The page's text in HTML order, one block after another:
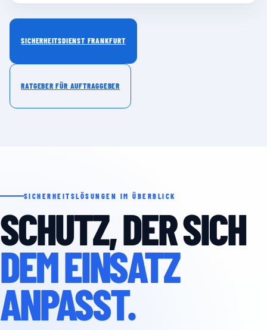
SICHERHEITSDIENST FRANKFURT
RATGEBER FÜR AUFTRAGGEBER
SICHERHEITSLÖSUNGEN IM ÜBERBLICK
SCHUTZ, DER SICH
DEM EINSATZ
ANPASST.